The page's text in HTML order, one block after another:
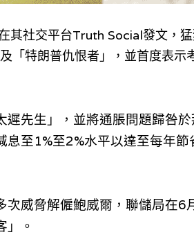
其社交平台Truth Social發文，
「特朗普仇恨者」，並首度表示
遲先生」，並將通脹問題歸咎
息至1%至2%水平以達至每年節
次威脅解僱鮑威爾，聯儲局在
」。